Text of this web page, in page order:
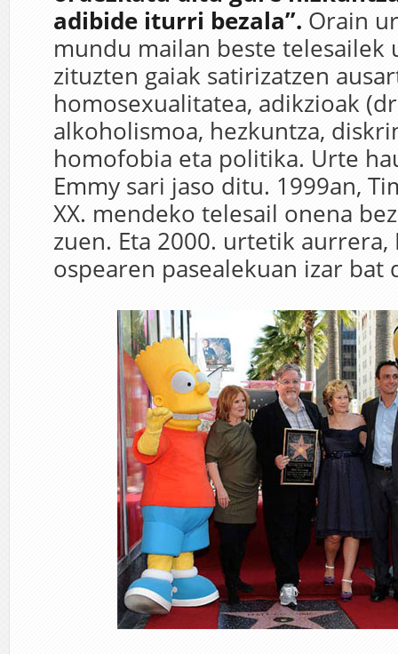
adibide iturri bezala”. Orain
mundu mailan beste telesailek
zituzten gaiak satirizatzen
homosexualitatea, adikzioak
alkoholismoa, hezkuntza,
homofobia eta politika. Urte
Emmy sari jaso ditu. 1999an,
XX. mendeko telesail onena
zuen. Eta 2000. urtetik
ospearen pasealekuan izar bat